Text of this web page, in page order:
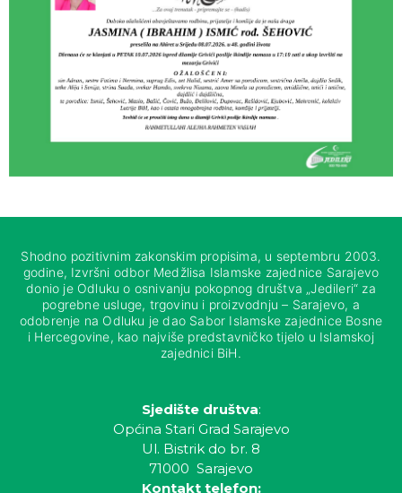
Shodno pozitivnim zakonskim propisima, u septembru 2003.
godine, Izvršni odbor Medžlisa Islamske zajednice Sarajevo
donio je Odluku o osnivanju pokopnog društva „Jedileri“ za
pogrebne usluge, trgovinu i proizvodnju – Sarajevo, a
odobrenje na Odluku je dao Sabor Islamske zajednice Bosne
i Hercegovine, kao najviše predstavničko tijelo u Islamskoj
zajednici BiH.
Sjedište društva:
Općina Stari Grad Sarajevo
Ul. Bistrik do br. 8
71000 Sarajevo
Kontakt telefon: